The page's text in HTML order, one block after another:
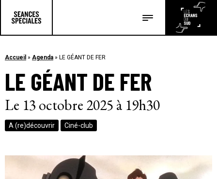
Les articles
Accueil » Agenda » LE GÉANT DE FER
LE GÉANT DE FER
Le 13 octobre 2025 à 19h30
A (re)découvrir Ciné-club